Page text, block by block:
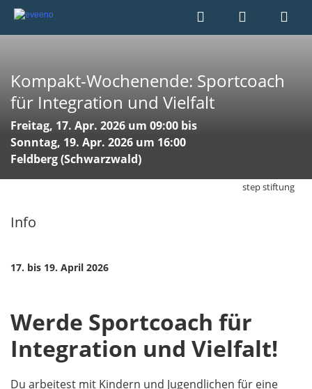
Kompakt-Wochenende: Sportcoach
für Integration und Vielfalt
Freitag, 17. Apr. 2026 um 09:00 bis
Sonntag, 19. Apr. 2026 um 16:00
Feldberg (Schwarzwald)
step stiftung
Info
17. bis 19. April 2026
Werde Sportcoach für
Integration und Vielfalt!
Du arbeitest mit Kindern und Jugendlichen für eine